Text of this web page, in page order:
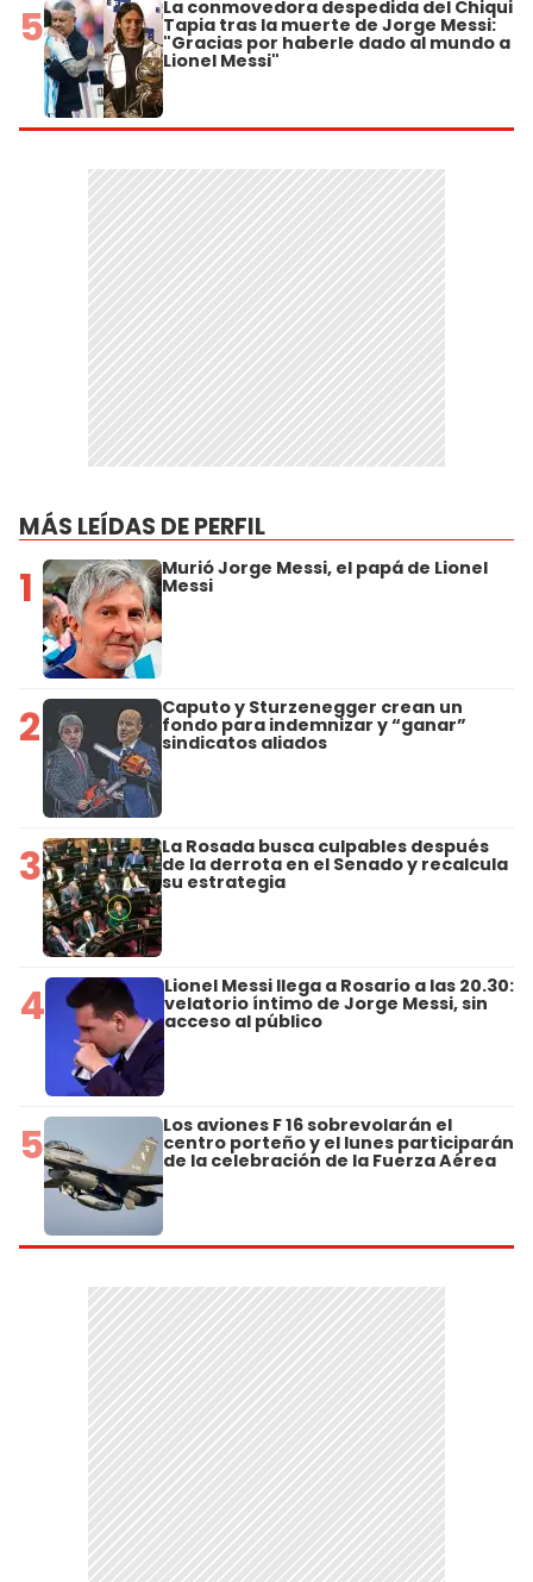
5 La conmovedora despedida del Chiqui
Tapia tras la muerte de Jorge Messi:
"Gracias por haberle dado al mundo a
Lionel Messi"
MÁS LEÍDAS DE PERFIL
1 Murió Jorge Messi, el papá de Lionel
Messi
2 Caputo y Sturzenegger crean un
fondo para indemnizar y “ganar”
sindicatos aliados
3 La Rosada busca culpables después
de la derrota en el Senado y recalcula
su estrategia
4 Lionel Messi llega a Rosario a las 20.30:
velatorio íntimo de Jorge Messi, sin
acceso al público
5 Los aviones F 16 sobrevolarán el
centro porteño y el lunes participarán
de la celebración de la Fuerza Aérea